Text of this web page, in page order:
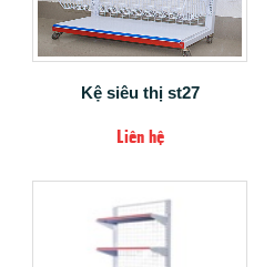
Kệ siêu thị st27
Liên hệ